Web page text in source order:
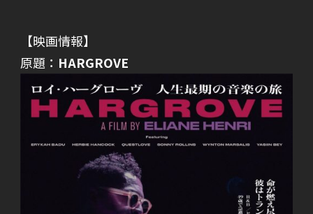
【映画情報】
原題： HARGROVE